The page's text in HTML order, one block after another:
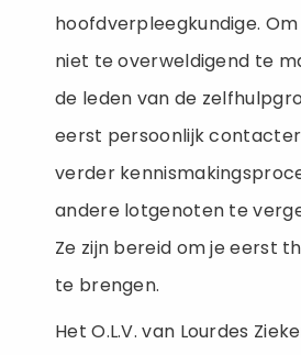
hoofdverpleegkundige.
niet te overweldigend te
de leden van de
eerst persoonlijk
verder
andere lotgenoten te
Ze zijn bereid om je eerst
te brengen.
Het O.L.V. van Lourdes